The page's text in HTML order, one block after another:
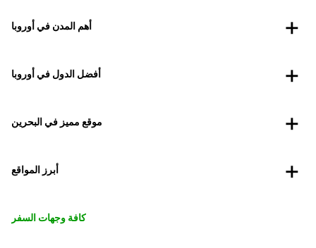
أهم المدن في أوروبا
أفضل الدول في أوروبا
موقع مميز في البحرين
أبرز المواقع
كافة وجهات السفر